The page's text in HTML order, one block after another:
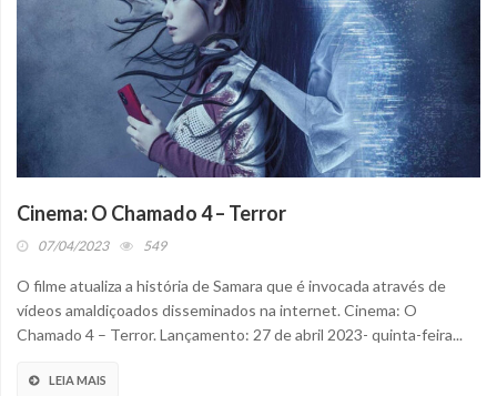
Cinema: O Chamado 4 – Terror
07/04/2023 549
O filme atualiza a história de Samara que é invocada através de
vídeos amaldiçoados disseminados na internet. Cinema: O
Chamado 4 – Terror. Lançamento: 27 de abril 2023- quinta-feira...
LEIA MAIS